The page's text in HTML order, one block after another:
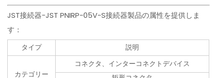
JST接続器−JST PNIRP-05V-S接続器製品の属性を提供しま
す：
タイプ 説明
カテゴリー
コネクタ、インターコネクトデバイス